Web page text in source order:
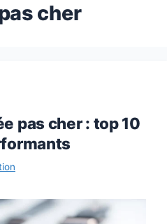
cher
pas cher : top 10